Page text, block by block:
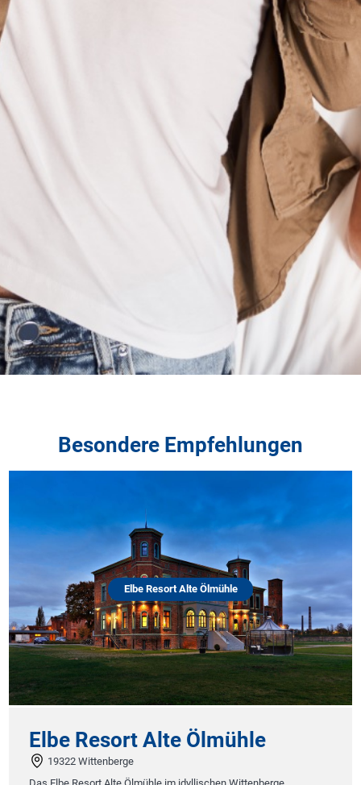
Besondere Empfehlungen
Elbe Resort Alte Ölmühle
Elbe Resort Alte Ölmühle
19322 Wittenberge